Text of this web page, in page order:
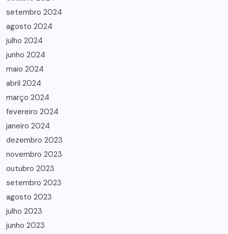
setembro 2024
agosto 2024
julho 2024
junho 2024
maio 2024
abril 2024
março 2024
fevereiro 2024
janeiro 2024
dezembro 2023
novembro 2023
outubro 2023
setembro 2023
agosto 2023
julho 2023
junho 2023